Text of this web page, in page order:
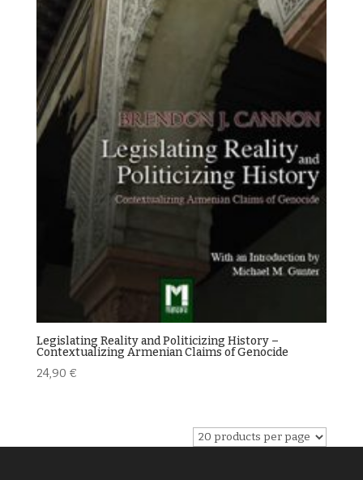
Legislating Reality and Politicizing History –
Contextualizing Armenian Claims of Genocide
24,90 €